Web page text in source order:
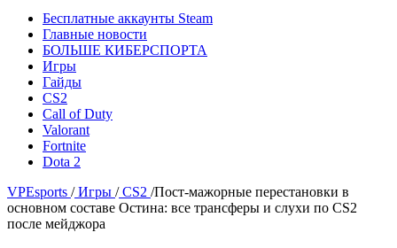
Бесплатные аккаунты Steam
Главные новости
БОЛЬШЕ КИБЕРСПОРТА
Игры
Гайды
CS2
Call of Duty
Valorant
Fortnite
Dota 2
VPEsports / Игры / CS2 /Пост-мажорные перестановки в
основном составе Остина: все трансферы и слухи по CS2
после мейджора